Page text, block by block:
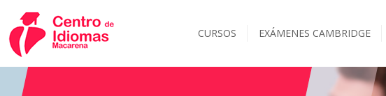
CURSOS EXÁMENES CAMBRIDGE